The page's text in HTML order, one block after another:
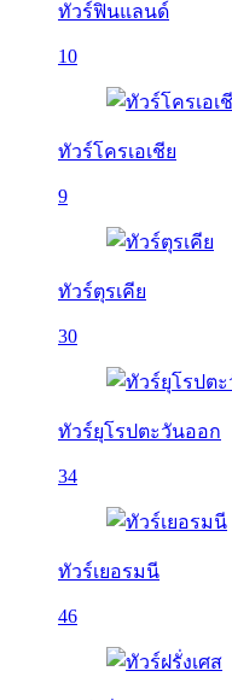
ทัวร์ฟินแลนด์
10
ทัวร์โครเอเชีย
9
ทัวร์ตุรเคีย
30
ทัวร์ยุโรปตะวันออก
34
ทัวร์เยอรมนี
46